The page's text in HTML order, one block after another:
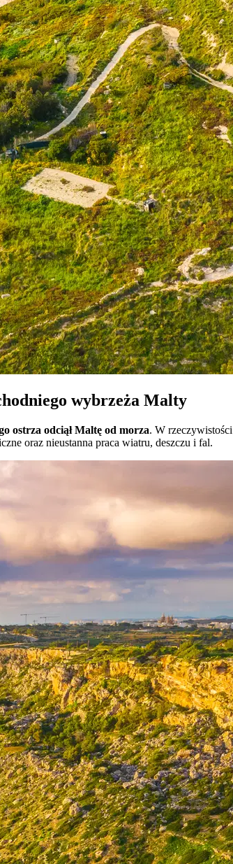
wybrzeża Malty
ostrza odciął Maltę od morza. W
oraz nieustanna praca wiatru, deszczu i fal.